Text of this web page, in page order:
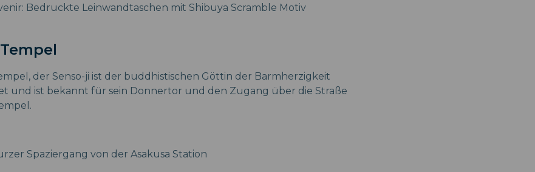
Bedruckte Leinwandtaschen mit Shibuya Scramble Motiv
der Senso-ji ist der buddhistischen Göttin der Barmherzigkeit
und ist bekannt für sein Donnertor und den Zugang über die Straße
Spaziergang von der Asakusa Station